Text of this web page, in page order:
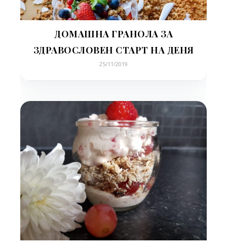
ДОМАШНА ГРАНОЛА ЗА
ЗДРАВОСЛОВЕН СТАРТ НА ДЕНЯ
25/11/2019